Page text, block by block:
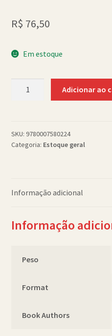
SCHOLASTICBOOKCLUB
R$ 76,50
Em estoque
heir
pb
Adicionar ao
SKU: 9780007580224
Categoria: Estoque geral
Informação adicional
Informação
Peso
Format
Book Authors